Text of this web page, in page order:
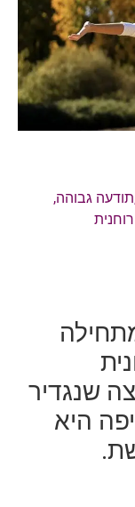
תודעה גבוהה,
שנגדיר
היא